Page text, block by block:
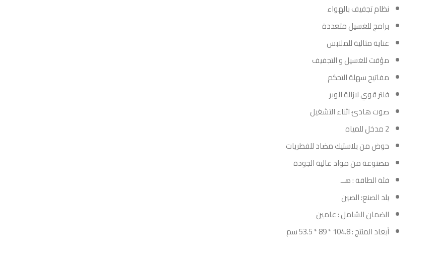
نظام تجفيف بالهواء
برامج للغسيل متعددة
عناية مثالية للملابس
مؤقت للغسيل و التجفيف
مفاتيح سهلة التحكم
فلتر قوي لازالة الوبر
صوت هادئ اثناء التشغيل
2 مدخل للمياه
حوض من بلاستيك مضاد للفطريات
مصنوعة من مواد عالية الجودة
فئة الطاقة : هــ
بلد الصنع: الصين
الضمان الشامل : عامين
أبعاد المنتج : 104.8 * 89 * 53.5 سم